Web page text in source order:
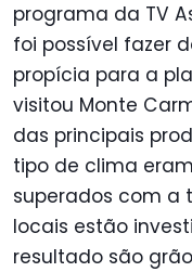
programa da TV
foi possível fazer
propícia para a
visitou Monte
das principais
tipo de clima
superados com a
locais estão
resultado são